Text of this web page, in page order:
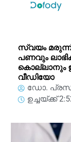
ഉള്ളടക്കത്തിലേക്ക്
സ്വയം മരുന്ന്
പണവും
കൊല്ലാനും
വീഡിയോ
ഡോ.
ഉച്ചയ്ക്ക്